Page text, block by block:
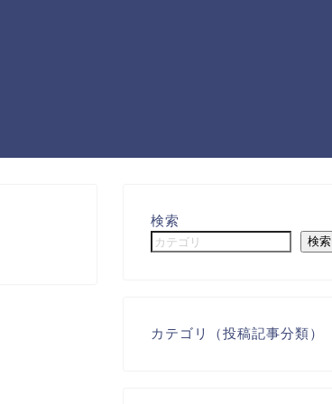
検索
検索
カテゴリ（投稿記事分類）